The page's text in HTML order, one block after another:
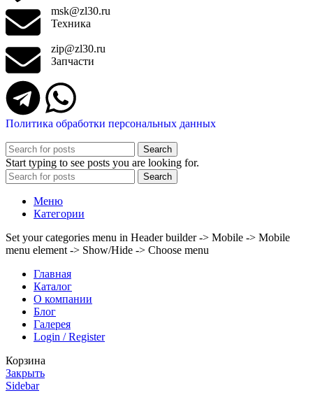
msk@zl30.ru
Техника
zip@zl30.ru
Запчасти
Политика обработки персональных данных
Search
Start typing to see posts you are looking for.
Search
Меню
Категории
Set your categories menu in Header builder -> Mobile -> Mobile
menu element -> Show/Hide -> Choose menu
Главная
Каталог
О компании
Блог
Галерея
Login / Register
Корзина
Закрыть
Sidebar